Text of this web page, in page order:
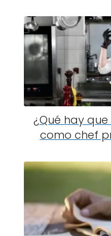
¿Qué hay
como chef